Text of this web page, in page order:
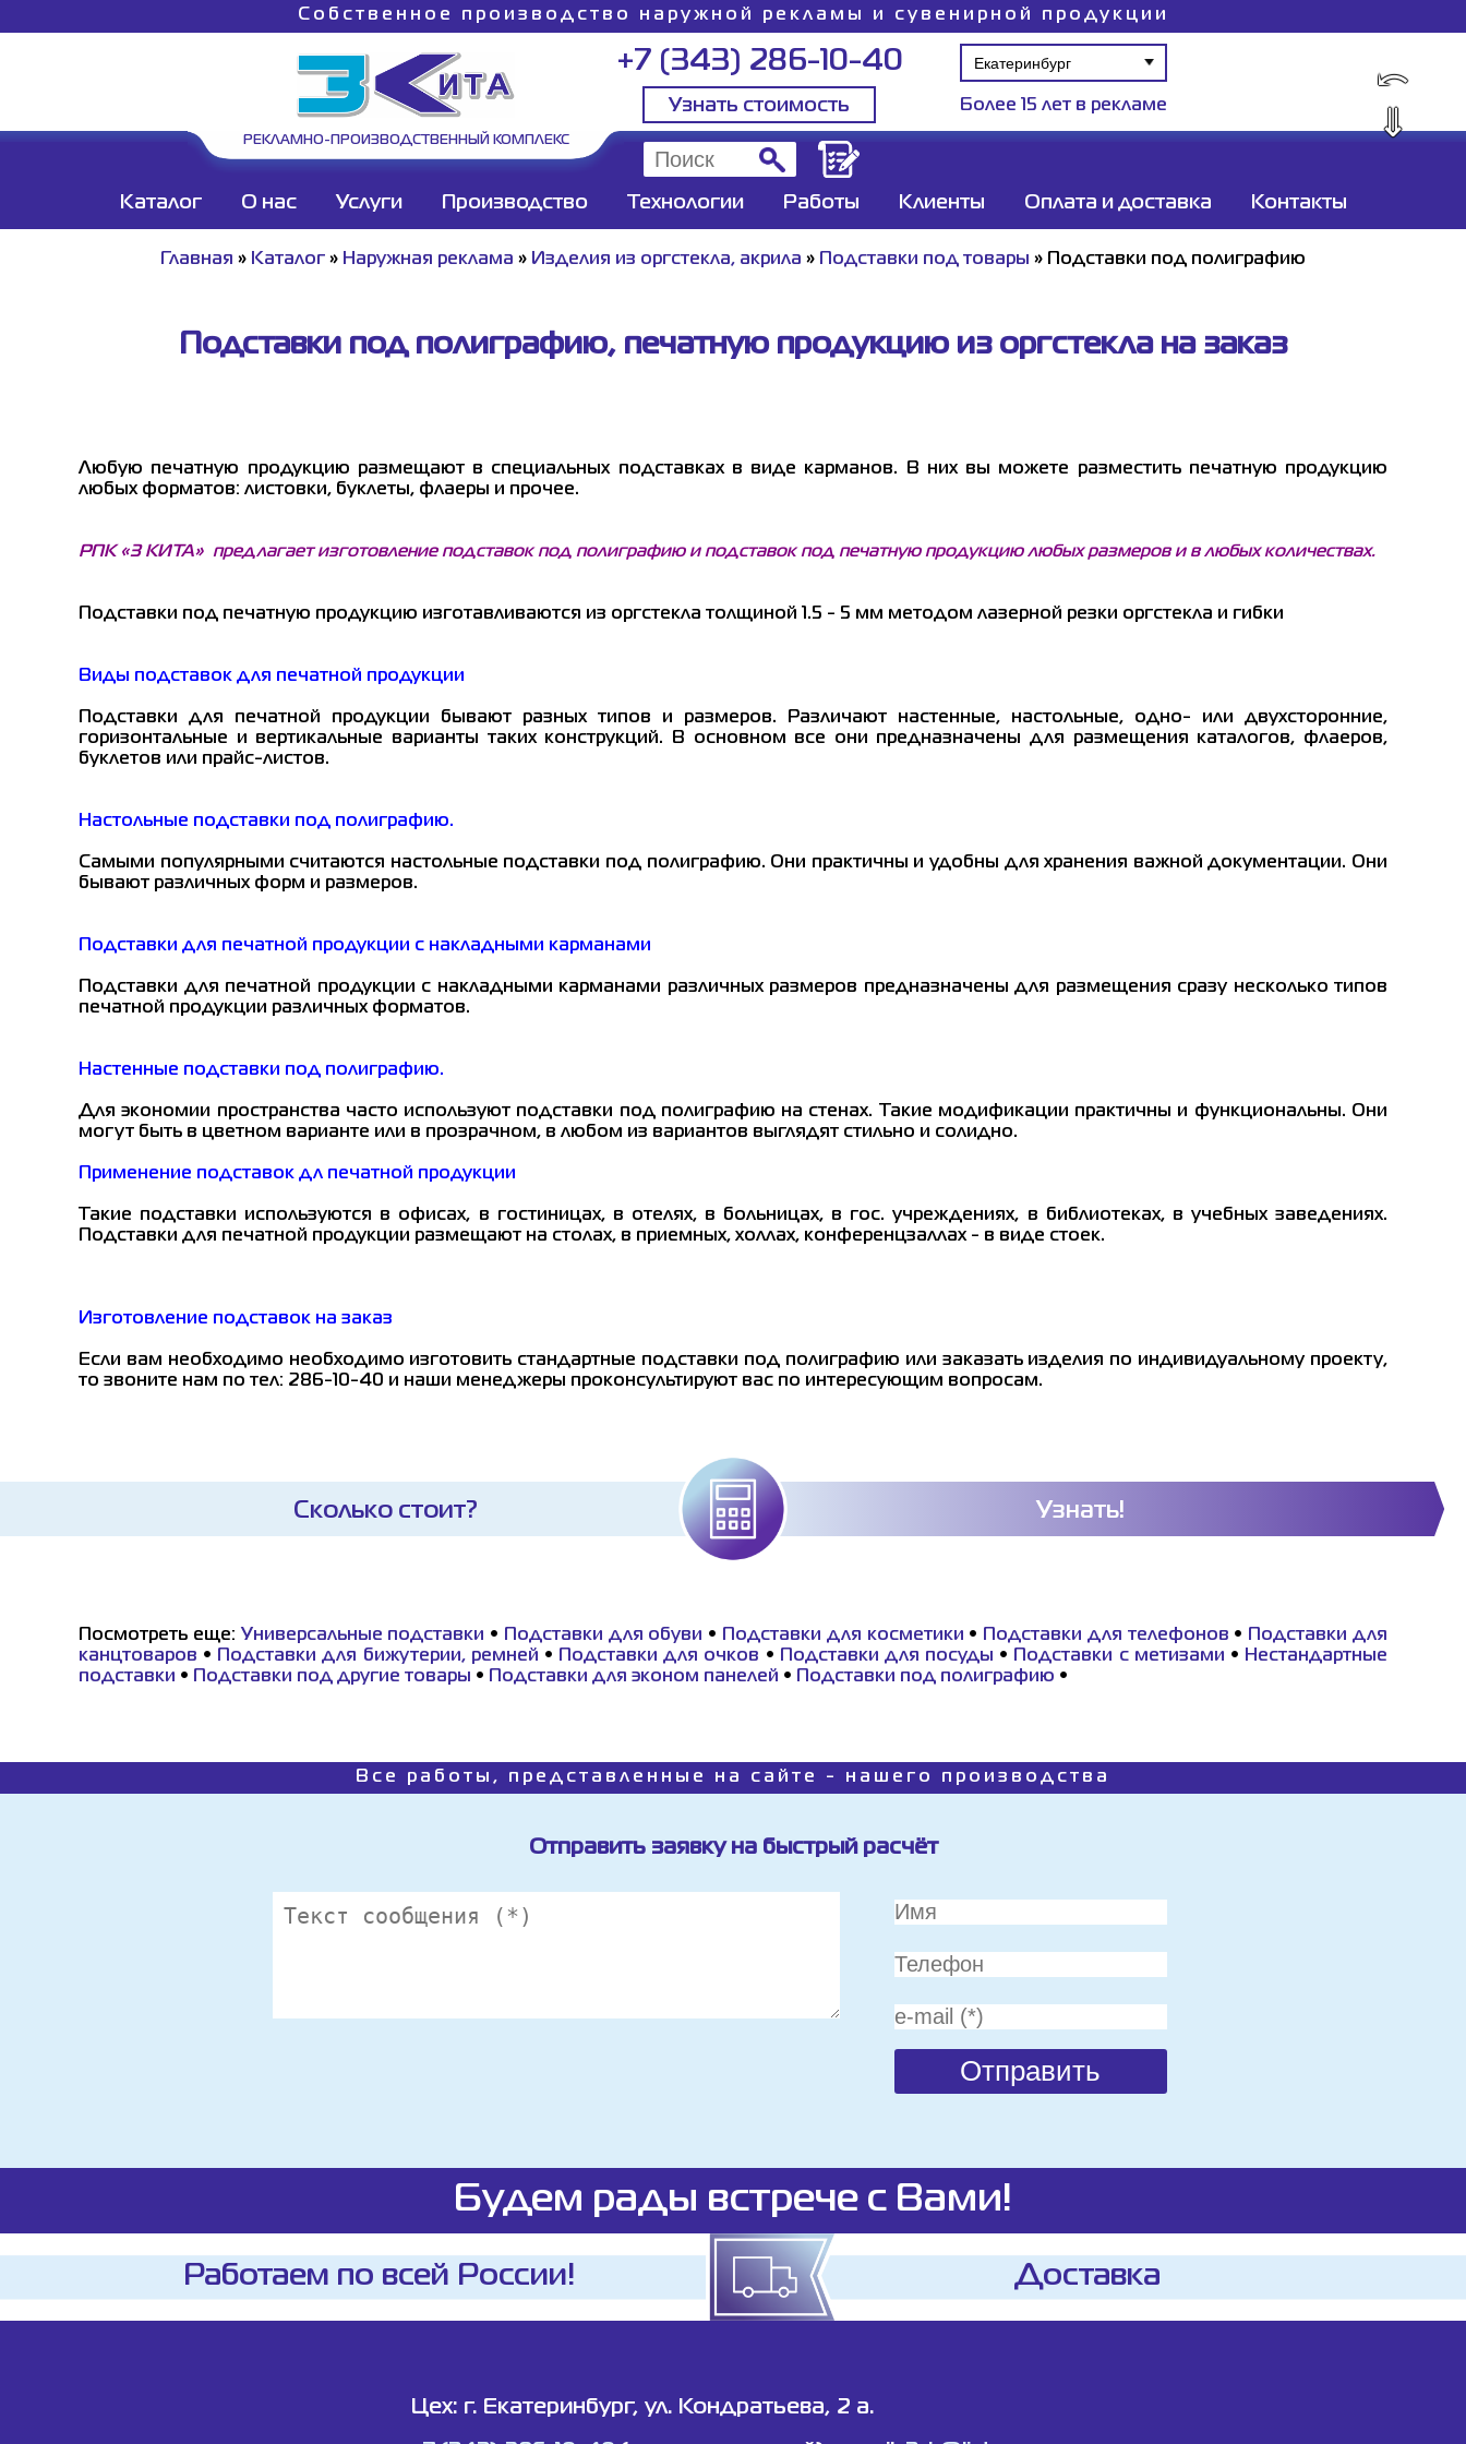
⇓
⤺
Собственное производство наружной рекламы и сувенирной продукции
РЕКЛАМНО-ПРОИЗВОДСТВЕННЫЙ КОМПЛЕКС
+7 (343) 286-10-40
Узнать стоимость Более 15 лет в рекламе
Каталог О нас Услуги Производство Технологии Работы Клиенты Оплата и доставка Контакты
Главная » Каталог » Наружная реклама » Изделия из оргстекла, акрила » Подставки под товары » Подставки под полиграфию
Подставки под полиграфию, печатную продукцию из оргстекла на заказ
Любую печатную продукцию размещают в специальных подставках в виде карманов. В них вы можете разместить печатную продукцию
любых форматов: листовки, буклеты, флаеры и прочее.
РПК «3 КИТА» предлагает изготовление подставок под полиграфию и подставок под печатную продукцию любых размеров и в любых количествах.
Подставки под печатную продукцию изготавливаются из оргстекла толщиной 1.5 - 5 мм методом лазерной резки оргстекла и гибки
Виды подставок для печатной продукции
Подставки для печатной продукции бывают разных типов и размеров. Различают настенные, настольные, одно- или двухсторонние,
горизонтальные и вертикальные варианты таких конструкций. В основном все они предназначены для размещения каталогов, флаеров,
буклетов или прайс-листов.
Настольные подставки под полиграфию.
Самыми популярными считаются настольные подставки под полиграфию. Они практичны и удобны для хранения важной документации. Они
бывают различных форм и размеров.
Подставки для печатной продукции с накладными карманами
Подставки для печатной продукции с накладными карманами различных размеров предназначены для размещения сразу несколько типов
печатной продукции различных форматов.
Настенные подставки под полиграфию.
Для экономии пространства часто используют подставки под полиграфию на стенах. Такие модификации практичны и функциональны. Они
могут быть в цветном варианте или в прозрачном, в любом из вариантов выглядят стильно и солидно.
Применение подставок дл печатной продукции
Такие подставки используются в офисах, в гостиницах, в отелях, в больницах, в гос. учреждениях, в библиотеках, в учебных заведениях.
Подставки для печатной продукции размещают на столах, в приемных, холлах, конференцзаллах - в виде стоек.
Изготовление подставок на заказ
Если вам необходимо необходимо изготовить стандартные подставки под полиграфию или заказать изделия по индивидуальному проекту,
то звоните нам по тел: 286-10-40 и наши менеджеры проконсультируют вас по интересующим вопросам.
Сколько стоит? Узнать!
Посмотреть еще: Универсальные подставки • Подставки для обуви • Подставки для косметики • Подставки для телефонов •
Подставки для
канцтоваров • Подставки для бижутерии, ремней • Подставки для очков • Подставки для посуды • Подставки с метизами •
Нестандартные
подставки • Подставки под другие товары • Подставки для эконом панелей • Подставки под полиграфию •
Все работы, представленные на сайте - нашего производства
Отправить заявку на быстрый расчёт
Будем рады встрече с Вами!
Работаем по всей России! Доставка
Цех: г. Екатеринбург, ул. Кондратьева, 2 а.